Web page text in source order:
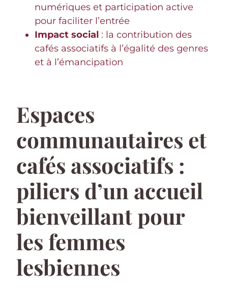
numériques et participation active
pour faciliter l’entrée
Impact social : la contribution des
cafés associatifs à l’égalité des genres
et à l’émancipation
Espaces
communautaires et
cafés associatifs :
piliers d’un accueil
bienveillant pour
les femmes
lesbiennes